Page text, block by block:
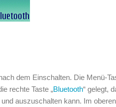
dem Einschalten. Die Menü-
rechte Taste „Bluetooth“ gelegt,
auszuschalten kann. Im